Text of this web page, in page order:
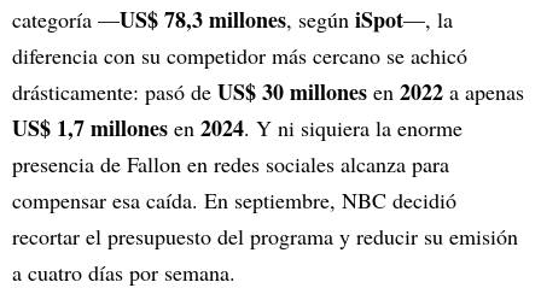
categoría —US$ 78,3 millones, según iSpot—, la
diferencia con su competidor más cercano se achicó
drásticamente: pasó de US$ 30 millones en 2022 a apenas
US$ 1,7 millones en 2024. Y ni siquiera la enorme
presencia de Fallon en redes sociales alcanza para
compensar esa caída. En septiembre, NBC decidió
recortar el presupuesto del programa y reducir su emisión
a cuatro días por semana.